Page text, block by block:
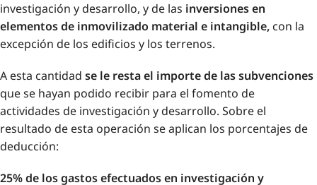
investigación y desarrollo, y de las inversiones en
elementos de inmovilizado material e intangible, con la
excepción de los edificios y los terrenos.
A esta cantidad se le resta el importe de las subvenciones
que se hayan podido recibir para el fomento de
actividades de investigación y desarrollo. Sobre el
resultado de esta operación se aplican los porcentajes de
deducción:
25% de los gastos efectuados en investigación y